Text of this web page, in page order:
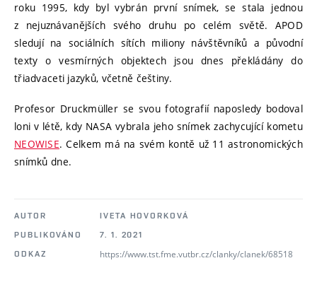
roku 1995, kdy byl vybrán první snímek, se stala jednou
z nejuznávanějších svého druhu po celém světě. APOD
sledují na sociálních sítích miliony návštěvníků a původní
texty o vesmírných objektech jsou dnes překládány do
třiadvaceti jazyků, včetně češtiny.
Profesor Druckmüller se svou fotografií naposledy bodoval
loni v létě, kdy NASA vybrala jeho snímek zachycující kometu
NEOWISE. Celkem má na svém kontě už 11 astronomických
snímků dne.
AUTOR
IVETA HOVORKOVÁ
PUBLIKOVÁNO
7. 1. 2021
ODKAZ
https://www.tst.fme.vutbr.cz/clanky/clanek/68518